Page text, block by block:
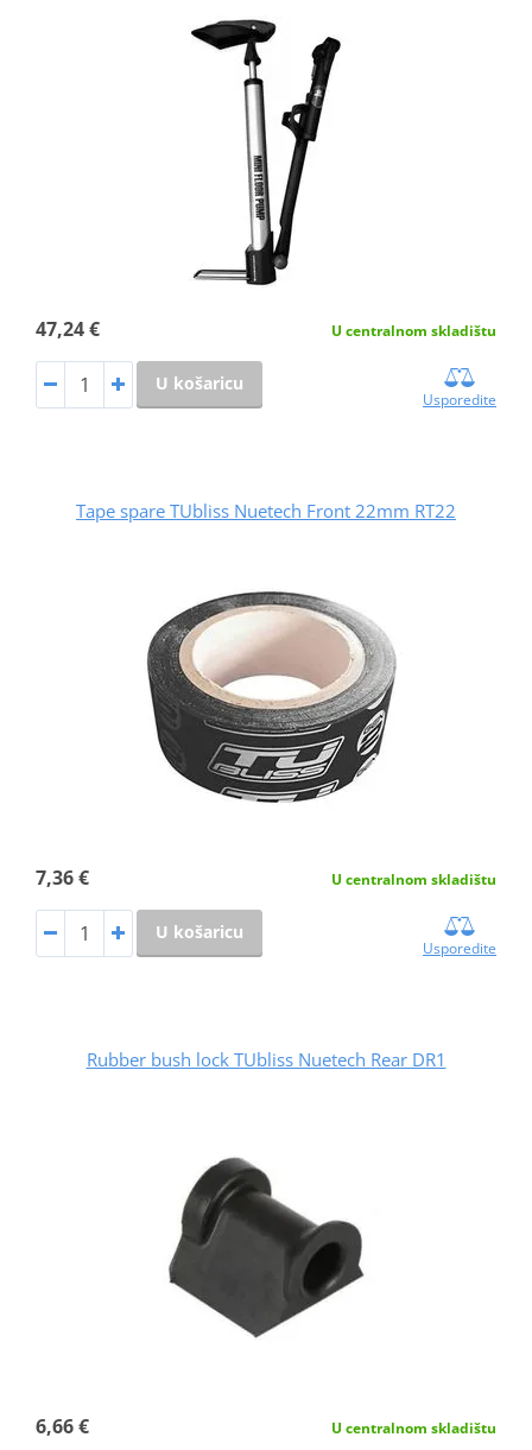
47,24 € U centralnom skladištu
U košaricu
Usporedite
Tape spare TUbliss Nuetech Front 22mm RT22
7,36 € U centralnom skladištu
U košaricu
Usporedite
Rubber bush lock TUbliss Nuetech Rear DR1
6,66 € U centralnom skladištu